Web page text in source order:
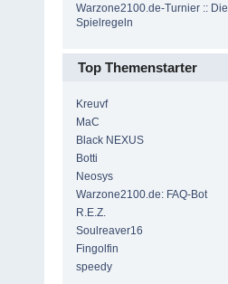
Warzone2100.de-Turnier :: Die
Spielregeln
Top Themenstarter
Kreuvf
MaC
Black NEXUS
Botti
Neosys
Warzone2100.de: FAQ-Bot
R.E.Z.
Soulreaver16
Fingolfin
speedy